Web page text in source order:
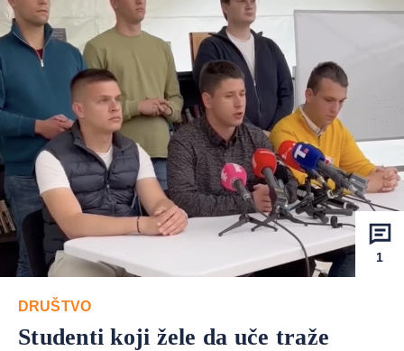
1
DRUŠTVO
Studenti koji žele da uče traže